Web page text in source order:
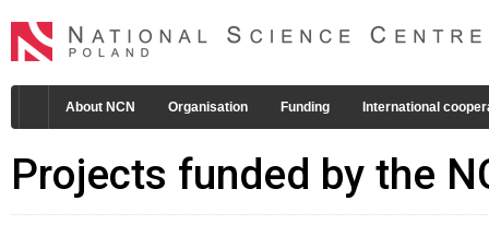
About NCN Organisation Funding International
Projects funded by the